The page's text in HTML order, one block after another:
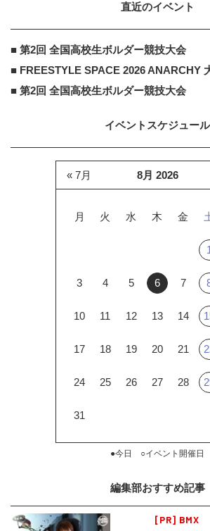
株式会社ウェ
これが正解！
り」とは？
直近のイベント
■ 第2回 全国高校生ボルダー競技大会
■ FREESTYLE SPACE 2026 ANARCHY
■ 第2回 全国高校生ボルダー競技大会
イベントスケジュール
8月 2026
月 火 水 木 金
1
3 4 5 6 7
10 11 12 13 14
17 18 19 20 21
24 25 26 27 28
31
« 7月
●今日 ○イベント開催日
編集部おすすめ記事
[PR] BMX